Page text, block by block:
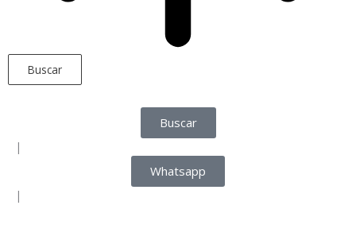
Buscar
Buscar
|
Whatsapp
|